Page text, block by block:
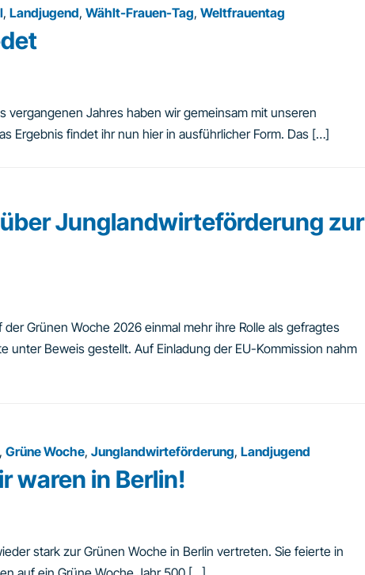
, Landjugend, Wählt-Frauen-Tag, Weltfrauentag
vergangenen Jahres haben wir gemeinsam mit unseren
Ergebnis findet ihr nun hier in ausführlicher Form. Das […]
Junglandwirteförderung zur
Grünen Woche 2026 einmal mehr ihre Rolle als gefragtes
unter Beweis gestellt. Auf Einladung der EU-Kommission nahm
, Grüne Woche, Junglandwirteförderung, Landjugend
waren in Berlin!
stark zur Grünen Woche in Berlin vertreten. Sie feierte in